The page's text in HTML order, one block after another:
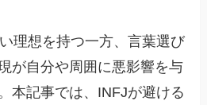
理想を持つ一方、言葉選び
が自分や周囲に悪影響を与
本記事では、INFJが避ける